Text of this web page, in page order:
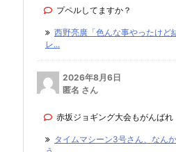
プペルしてますか？
西野亮廣「色んな事やったけど
レ...
2026年8月6日
匿名 さん
赤坂ジョギング大会もがんばれ
タイムマシーン3号さん、なん